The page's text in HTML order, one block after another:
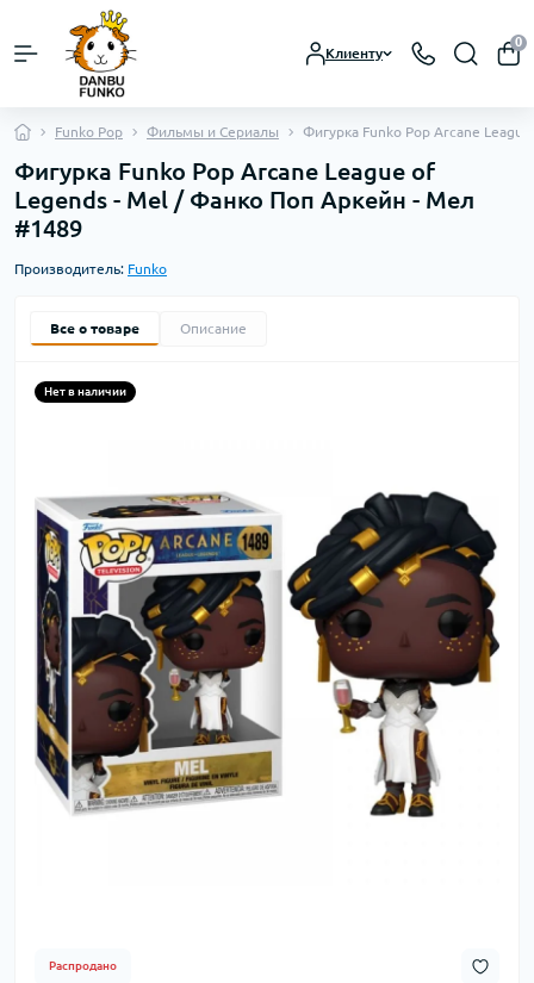
Клиенту
0
Funko Pop Фильмы и Сериалы Фигурка Funko Pop Arcane
Фигурка Funko Pop Arcane League of
Legends - Mel / Фанко Поп Аркейн - Мел
#1489
Производитель: Funko
Все о товаре Описание
Нет в наличии
Распродано